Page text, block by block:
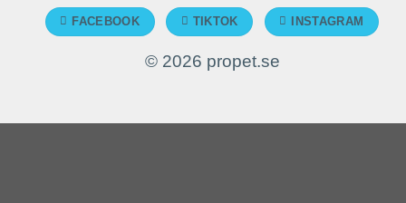
FACEBOOK TIKTOK INSTAGRAM
© 2026 propet.se